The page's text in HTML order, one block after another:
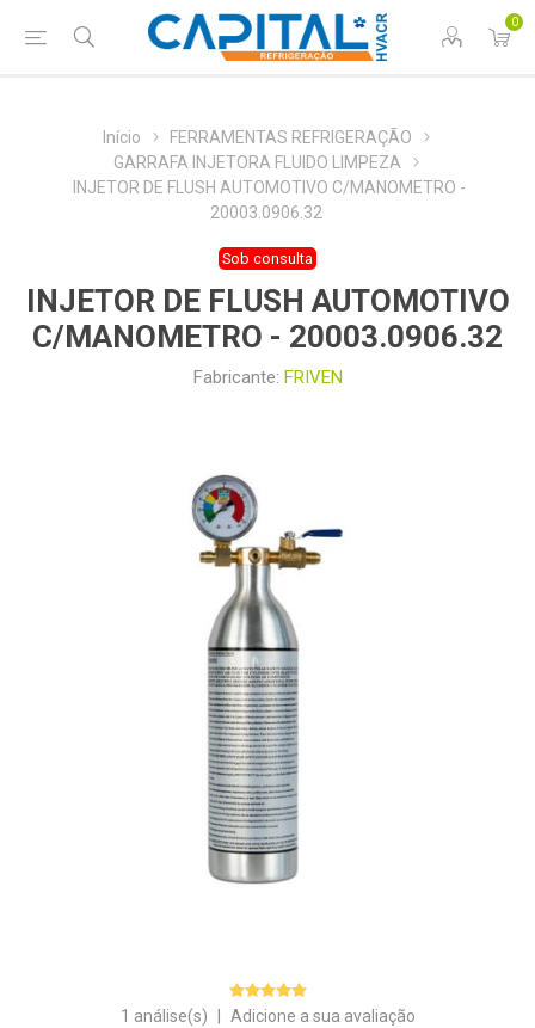
0
Início
FERRAMENTAS REFRIGERAÇÃO
GARRAFA INJETORA FLUIDO LIMPEZA
INJETOR DE FLUSH AUTOMOTIVO C/MANOMETRO -
20003.0906.32
Sob consulta
INJETOR DE FLUSH AUTOMOTIVO
C/MANOMETRO - 20003.0906.32
Fabricante: FRIVEN
1 análise(s) Adicione a sua avaliação